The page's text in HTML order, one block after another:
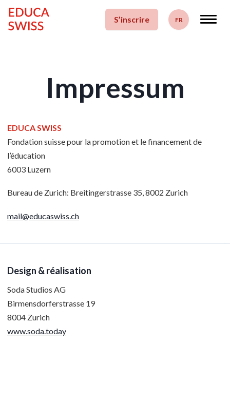
Accéder au contenu S’inscrire FR
Impressum
EDUCA SWISS
Fondation suisse pour la promotion et le financement de
l’éducation
6003 Luzern
Bureau de Zurich: Breitingerstrasse 35, 8002 Zurich
mail@educaswiss.ch
Design & réalisation
Soda Studios AG
Birmensdorferstrasse 19
8004 Zurich
www.soda.today